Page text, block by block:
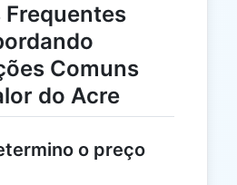
Frequentes
Comuns
do Acre
o preço